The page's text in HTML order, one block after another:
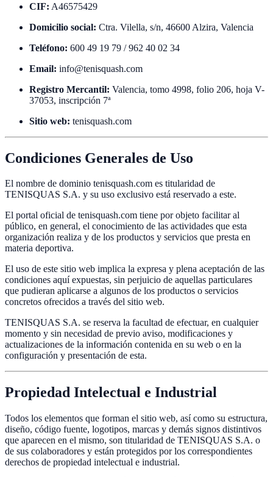
CIF: A46575429
Domicilio social: Ctra. Vilella, s/n, 46600 Alzira, Valencia
Teléfono: 600 49 19 79 / 962 40 02 34
Email: info@tenisquash.com
Registro Mercantil: Valencia, tomo 4998, folio 206, hoja V-
37053, inscripción 7ª
Sitio web: tenisquash.com
Condiciones Generales de Uso
El nombre de dominio tenisquash.com es titularidad de
TENISQUAS S.A. y su uso exclusivo está reservado a este.
El portal oficial de tenisquash.com tiene por objeto facilitar al
público, en general, el conocimiento de las actividades que esta
organización realiza y de los productos y servicios que presta en
materia deportiva.
El uso de este sitio web implica la expresa y plena aceptación de las
condiciones aquí expuestas, sin perjuicio de aquellas particulares
que pudieran aplicarse a algunos de los productos o servicios
concretos ofrecidos a través del sitio web.
TENISQUAS S.A. se reserva la facultad de efectuar, en cualquier
momento y sin necesidad de previo aviso, modificaciones y
actualizaciones de la información contenida en su web o en la
configuración y presentación de esta.
Propiedad Intelectual e Industrial
Todos los elementos que forman el sitio web, así como su estructura,
diseño, código fuente, logotipos, marcas y demás signos distintivos
que aparecen en el mismo, son titularidad de TENISQUAS S.A. o
de sus colaboradores y están protegidos por los correspondientes
derechos de propiedad intelectual e industrial.